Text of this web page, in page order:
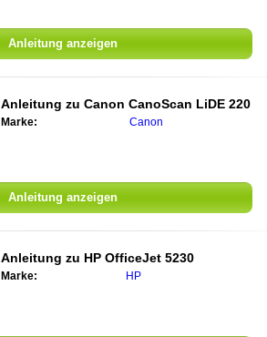
Anleitung anzeigen
Anleitung zu Canon CanoScan LiDE 220
Marke: Canon
Anleitung anzeigen
Anleitung zu HP OfficeJet 5230
Marke: HP